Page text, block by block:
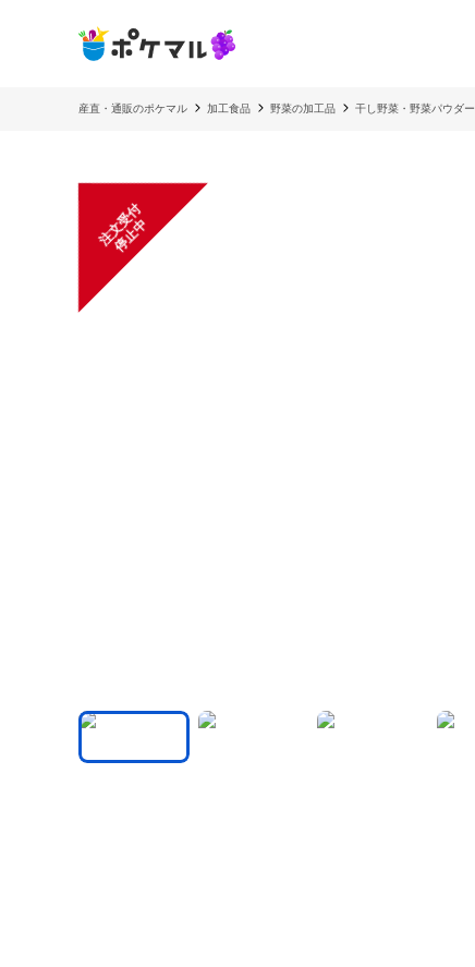
産直・通販のポケマル 加工食品 野菜の加工品 干し野菜・野菜パウダー
注
文
受
付
停
止
中